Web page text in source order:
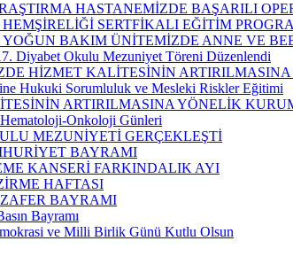
HASTANEMİZDE BAŞARILI
SERTFİKALI EĞİTİM
BAKIM ÜNİTEMİZDE ANNE VE
Diyabet Okulu Mezuniyet Töreni Düzenlendi
HİZMET KALİTESİNİN
Hukuki Sorumluluk ve Mesleki Riskler Eğitimi
ARTIRILMASINA YÖNELİK
Onkoloji Günleri
MEZUNİYETİ GERÇEKLEŞTİ
BAYRAMI
KANSERİ FARKINDALIK AYI
HAFTASI
BAYRAMI
Bayramı
ve Milli Birlik Günü Kutlu Olsun